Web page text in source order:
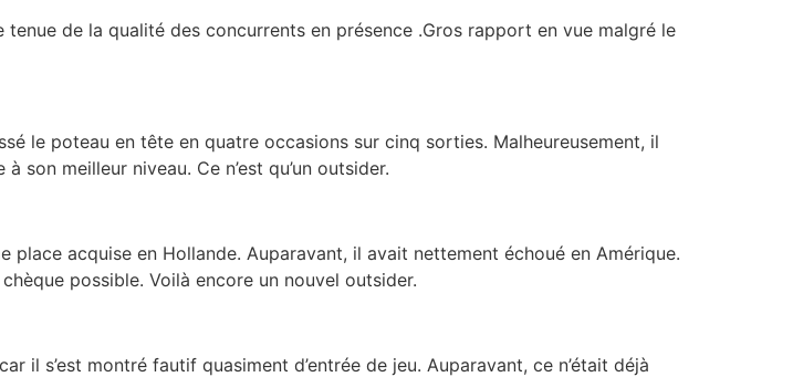
de la qualité des concurrents en présence .Gros rapport en vue malgré le
le poteau en tête en quatre occasions sur cinq sorties. Malheureusement, il
meilleur niveau. Ce n’est qu’un outsider.
acquise en Hollande. Auparavant, il avait nettement échoué en Amérique.
possible. Voilà encore un nouvel outsider.
il s’est montré fautif quasiment d’entrée de jeu. Auparavant, ce n’était déjà